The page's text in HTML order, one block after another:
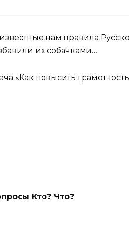
нам правила
их собачками…
«Как повысить
Кто? Что?